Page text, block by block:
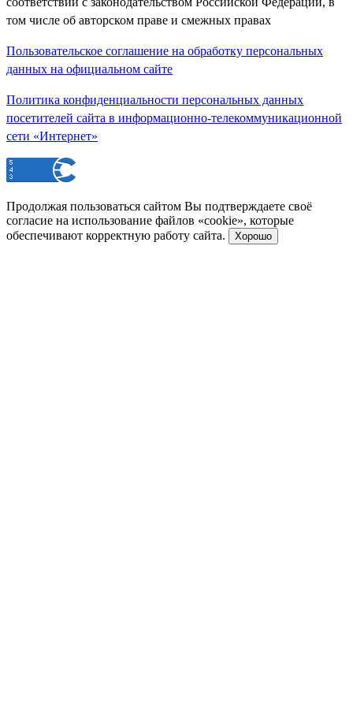
том числе об авторском праве и смежных правах
Пользовательское соглашение на обработку персональных
данных на официальном сайте
Политика конфиденциальности персональных данных
посетителей сайта в информационно-телекоммуникационной
сети «Интернет»
Продолжая пользоваться сайтом Вы подтверждаете своё
согласие на использование файлов «cookie», которые
обеспечивают корректную работу сайта.
Хорошо